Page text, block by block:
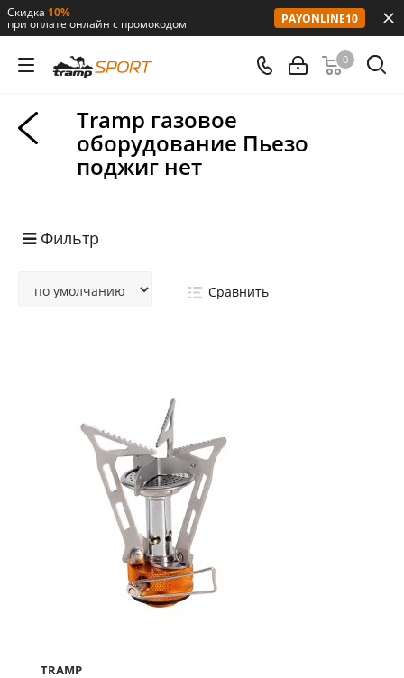
Скидка 10%
при оплате онлайн с промокодом PAYONLINE10
0
Tramp газовое
оборудование Пьезо
поджиг нет
Фильтр
Сравнить
TRAMP